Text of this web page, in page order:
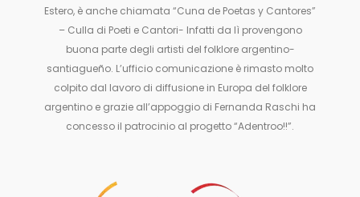
Estero, è anche chiamata “Cuna de Poetas y Cantores”
– Culla di Poeti e Cantori- Infatti da lì provengono
buona parte degli artisti del folklore argentino-
santiagueño. L’ufficio comunicazione è rimasto molto
colpito dal lavoro di diffusione in Europa del folklore
argentino e grazie all’appoggio di Fernanda Raschi ha
concesso il patrocinio al progetto “Adentroo!!”.